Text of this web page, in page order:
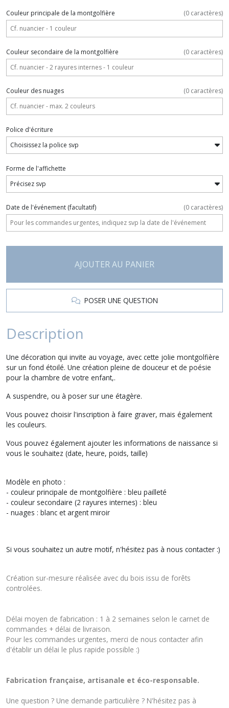
Couleur principale de la montgolfière (0 caractères)
Couleur secondaire de la montgolfière (0 caractères)
Couleur des nuages (0 caractères)
Police d'écriture
Forme de l'affichette
Date de l'événement (facultatif) (0 caractères)
AJOUTER AU PANIER
POSER UNE QUESTION
Description
Une décoration qui invite au voyage, avec cette jolie montgolfière
sur un fond étoilé. Une création pleine de douceur et de poésie
pour la chambre de votre enfant,.
A suspendre, ou à poser sur une étagère.
Vous pouvez choisir l'inscription à faire graver, mais également
les couleurs.
Vous pouvez également ajouter les informations de naissance si
vous le souhaitez (date, heure, poids, taille)
Modèle en photo :
- couleur principale de montgolfière : bleu pailleté
- couleur secondaire (2 rayures internes) : bleu
- nuages : blanc et argent miroir
Si vous souhaitez un autre motif, n'hésitez pas à nous contacter :)
Création sur-mesure réalisée avec du bois issu de forêts
controlées.
Délai moyen de fabrication : 1 à 2 semaines selon le carnet de
commandes + délai de livraison.
Pour les commandes urgentes, merci de nous contacter afin
d'établir un délai le plus rapide possible :)
Fabrication française, artisanale et éco-responsable.
Une question ? Une demande particulière ? N'hésitez pas à